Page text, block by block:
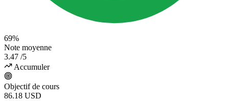
69%
Note moyenne
3.47 /5
Accumuler
Objectif de cours
86.18 USD